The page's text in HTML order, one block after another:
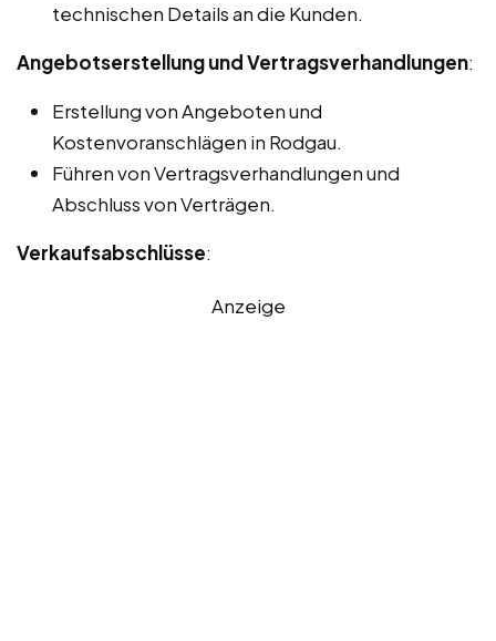
technischen Details an die Kunden.
Angebotserstellung und Vertragsverhandlungen:
Erstellung von Angeboten und
Kostenvoranschlägen in Rodgau.
Führen von Vertragsverhandlungen und
Abschluss von Verträgen.
Verkaufsabschlüsse:
Anzeige